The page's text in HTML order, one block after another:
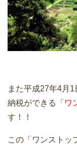
また平成27年4月
納税ができる「 ワ
す！！
この「ワンストッ